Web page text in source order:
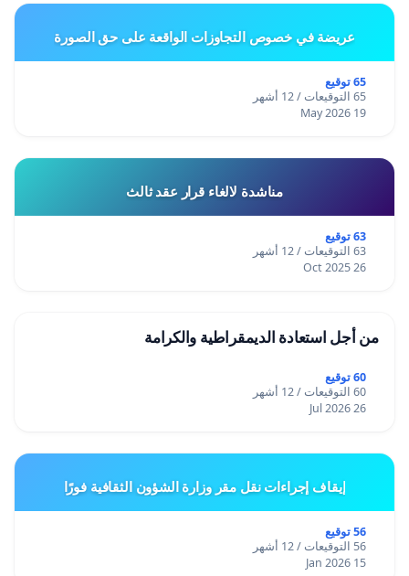
عريضة في خصوص التجاوزات الواقعة على حق الصورة
65 توقيع
65 التوقيعات / 12 أشهر
19 May 2026
مناشدة لالغاء قرار عقد ثالث
63 توقيع
63 التوقيعات / 12 أشهر
26 Oct 2025
من أجل استعادة الديمقراطية والكرامة
60 توقيع
60 التوقيعات / 12 أشهر
26 Jul 2026
إيقاف إجراءات نقل مقر وزارة الشؤون الثقافية فورًا
56 توقيع
56 التوقيعات / 12 أشهر
15 Jan 2026